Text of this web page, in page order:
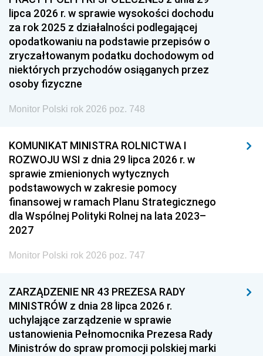
lipca 2026 r. w sprawie wysokości dochodu
za rok 2025 z działalności podlegającej
opodatkowaniu na podstawie przepisów o
zryczałtowanym podatku dochodowym od
niektórych przychodów osiąganych przez
osoby fizyczne
Monitor Polski rok 2026 poz. 748
KOMUNIKAT MINISTRA ROLNICTWA I
ROZWOJU WSI z dnia 29 lipca 2026 r. w
sprawie zmienionych wytycznych
podstawowych w zakresie pomocy
finansowej w ramach Planu Strategicznego
dla Wspólnej Polityki Rolnej na lata 2023–
2027
Monitor Polski rok 2026 poz. 747
ZARZĄDZENIE NR 43 PREZESA RADY
MINISTRÓW z dnia 28 lipca 2026 r.
uchylające zarządzenie w sprawie
ustanowienia Pełnomocnika Prezesa Rady
Ministrów do spraw promocji polskiej marki